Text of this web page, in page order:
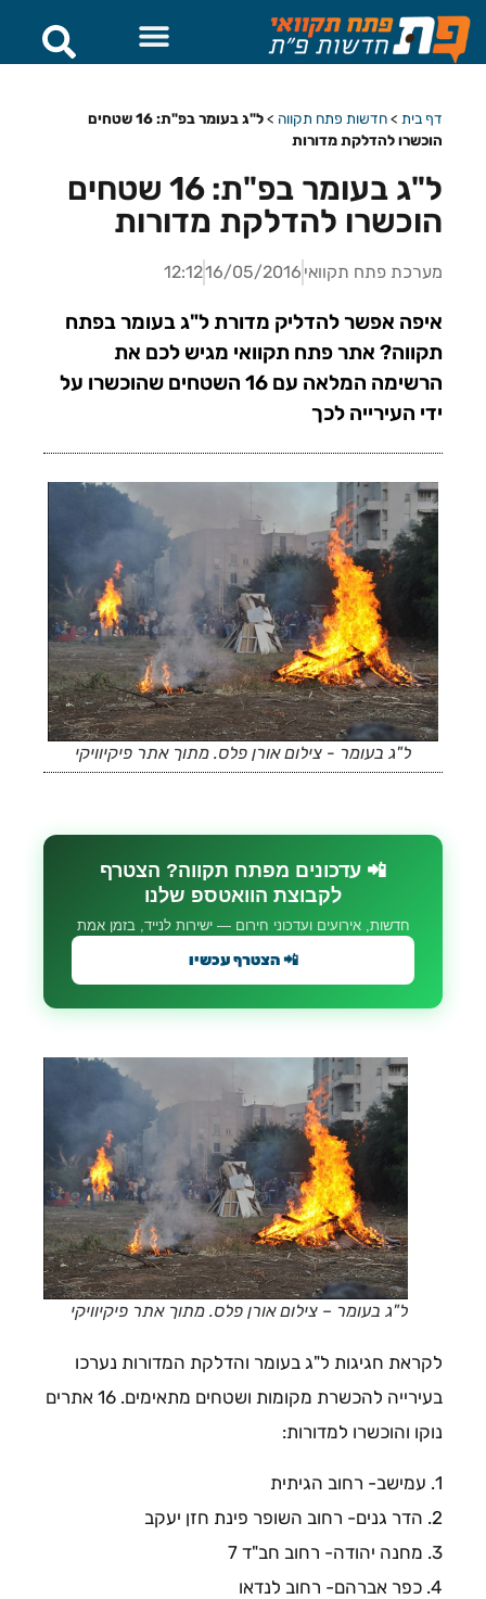
דף בית >חדשות פתח תקווה >
ל"ג בעומר בפ"ת: 16 שטחים
הוכשרו להדלקת מדורות
ל"ג בעומר בפ"ת: 16 שטחים
הוכשרו להדלקת מדורות
מערכת פתח תקוואי 16/05/2016
12:12
איפה אפשר להדליק מדורת ל"ג בעומר בפתח
תקווה? אתר פתח תקוואי מגיש לכם את
הרשימה המלאה עם 16 השטחים שהוכשרו על
ידי העירייה לכך
ל"ג בעומר - צילום אורן פלס. מתוך אתר פיקיוויקי
📲 עדכונים מפתח תקווה? הצטרף
לקבוצת הוואטספ שלנו
חדשות, אירועים ועדכוני חירום — ישירות לנייד, בזמן אמת
📲 הצטרף עכשיו
ל"ג בעומר – צילום אורן פלס. מתוך אתר פיקיוויקי
לקראת חגיגות ל"ג בעומר והדלקת המדורות נערכו
בעירייה להכשרת מקומות ושטחים מתאימים. 16 אתרים
נוקו והוכשרו למדורות:
1. עמישב- רחוב הגיתית
2. הדר גנים- רחוב השופר פינת חזן יעקב
3. מחנה יהודה- רחוב חב"ד 7
4. כפר אברהם- רחוב לנדאו